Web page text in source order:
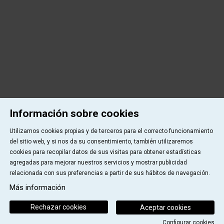
Información sobre cookies
Utilizamos cookies propias y de terceros para el correcto funcionamiento
del sitio web, y si nos da su consentimiento, también utilizaremos
cookies para recopilar datos de sus visitas para obtener estadísticas
agregadas para mejorar nuestros servicios y mostrar publicidad
relacionada con sus preferencias a partir de sus hábitos de navegación.
Más información
Aceptar cookies
Rechazar cookies
Configurar cookies